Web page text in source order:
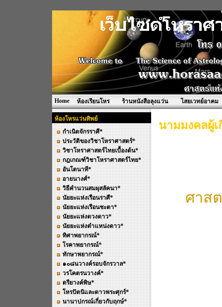
Home ห้องเรียนโหร ร้านหนังสือลุงแว่น ไสยเวทย์อาคม
ห้องโหรแว่นทิพย์
กำเนิดจักรราศี*
ประวัติของวิชาโหราศาสตร์*
วิชาโหราศาสตร์ไทยเบื้องต้น*
กฎเกณฑ์วิชาโหราศาสตร์ไทย*
อันโตนาที*
อายนางศ์*
วิธีคำนวนสมผุสลัคนา*
นัยยะแห่งเรือนราศี*
นัยยะแห่งเรือนชะตา*
นัยยะแห่งดวงดาว*
นัยยะแห่งตำแหน่งดาว*
ทิศาพยากรณ์*
โรคาพยากรณ์*
ทักษาพยากรณ์*
๑๐๘นวางค์รอบจักรวาล*
วรโคตรนวางค์*
ตรียางค์พิษ*
โหรปัตนิและดาวพระศุกร์*
นานาปกรณ์เกี่ยวกับฤกษ์*
นามมงคลผู้เ
ศาส